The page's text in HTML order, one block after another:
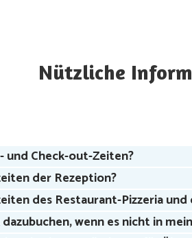
Nützliche
und Check-out-Zeiten?
der Rezeption?
des Restaurant-Pizzeria und
wenn es nicht in